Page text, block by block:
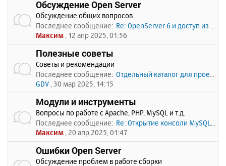
Обсуждение Open Server
Обсуждение общих вопросов
Последнее сообщение: Re: OpenServer 6 и доступ из …
Максим , 12 апр 2025, 01:56
Полезные советы
Советы и рекомендации
Последнее сообщение: Отдельный каталог для проекто…
GDV , 30 мар 2025, 14:15
Модули и инструменты
Вопросы по работе с Apache, PHP, MySQL и т.д.
Последнее сообщение: Re: Открытие консоли MySQL по…
Максим , 20 апр 2025, 01:47
Ошибки Open Server
Обсуждение проблем в работе сборки